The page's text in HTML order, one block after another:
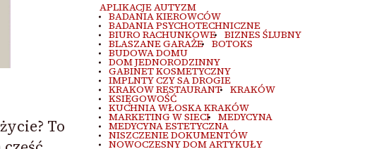
To
APLIKACJE AUTYZM
BADANIA KIEROWCÓW
BADANIA PSYCHOTECHNICZNE
BIURO RACHUNKOWE BIZNES ŚLUBNY
BLASZANE GARAŻE BOTOKS
BUDOWA DOMU
DOM JEDNORODZINNY
GABINET KOSMETYCZNY
IMPLNTY CZY SA DROGIE
KRAKOW RESTAURANT KRAKÓW
KSIĘGOWOŚĆ
KUCHNIA WŁOSKA KRAKÓW
MARKETING W SIECI MEDYCYNA
MEDYCYNA ESTETYCZNA
NISZCZENIE DOKUMENTÓW
NOWOCZESNY DOM ARTYKUŁY